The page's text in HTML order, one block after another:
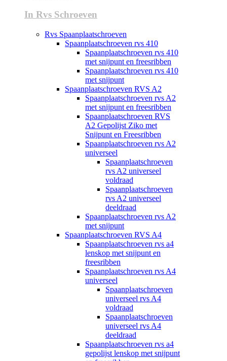
In Rvs Schroeven
Rvs Spaanplaatschroeven
Spaanplaatschroeven rvs 410
Spaanplaatschroeven rvs 410
met snijpunt en freesribben
Spaanplaatschroeven rvs 410
met snijpunt
Spaanplaatschroeven RVS A2
Spaanplaatschroeven rvs A2
met snijpunt en freesribben
Spaanplaatschroeven RVS
A2 Gepolijst Ziko met
Snijpunt en Freesribben
Spaanplaatschroeven rvs A2
universeel
Spaanplaatschroeven
rvs A2 universeel
voldraad
Spaanplaatschroeven
rvs A2 universeel
deeldraad
Spaanplaatschroeven rvs A2
met snijpunt
Spaanplaatschroeven RVS A4
Spaanplaatschroeven rvs a4
lenskop met snijpunt en
freesribben
Spaanplaatschroeven rvs A4
universeel
Spaanplaatschroeven
universeel rvs A4
voldraad
Spaanplaatschroeven
universeel rvs A4
deeldraad
Spaanplaatschroeven rvs a4
gepolijst lenskop met snijpunt